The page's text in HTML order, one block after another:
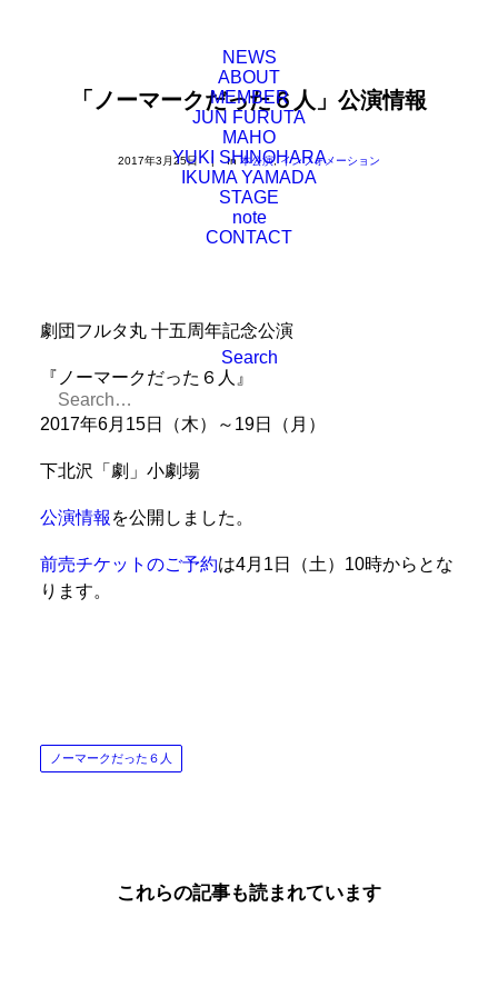
NEWS
ABOUT
MEMBER
JUN FURUTA
MAHO
YUKI SHINOHARA
IKUMA YAMADA
STAGE
note
CONTACT
Search
「ノーマークだった６人」公演情報
2017年3月25日 In本公演,インフォメーション
劇団フルタ丸 十五周年記念公演
『ノーマークだった６人』
2017年6月15日（木）～19日（月）
下北沢「劇」小劇場
公演情報 を公開しました。
前売チケットのご予約は4月1日（土）10時からとな
ります。
ノーマークだった６人
これらの記事も読まれています